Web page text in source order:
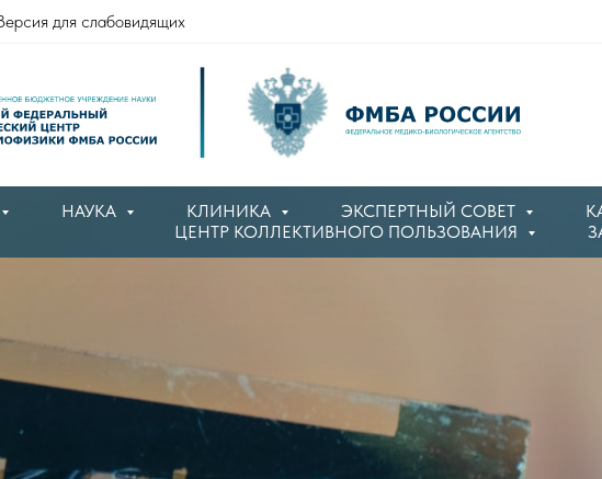
для слабовидящих
НАУКА КЛИНИКА ЭКСПЕРТНЫЙ СОВЕТ
ЦЕНТР КОЛЛЕКТИВНОГО ПОЛЬЗОВАНИЯ